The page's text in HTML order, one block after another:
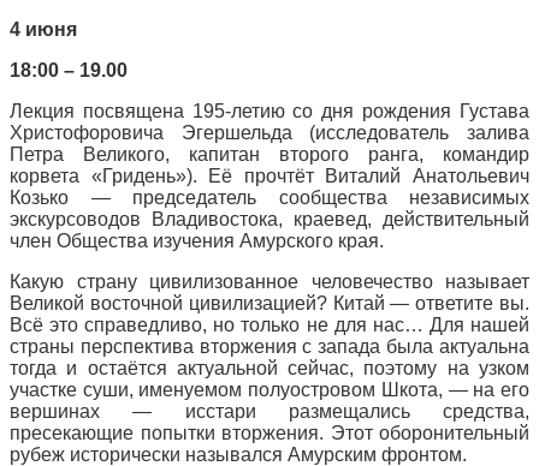
4 июня
18:00 – 19.00
Лекция посвящена 195-летию со дня рождения Густава
Христофоровича Эгершельда (исследователь залива
Петра Великого, капитан второго ранга, командир
корвета «Гридень»). Её прочтёт Виталий Анатольевич
Козько — председатель сообщества независимых
экскурсоводов Владивостока, краевед, действительный
член Общества изучения Амурского края.
Какую страну цивилизованное человечество называет
Великой восточной цивилизацией? Китай — ответите вы.
Всё это справедливо, но только не для нас… Для нашей
страны перспектива вторжения с запада была актуальна
тогда и остаётся актуальной сейчас, поэтому на узком
участке суши, именуемом полуостровом Шкота, — на его
вершинах — исстари размещались средства,
пресекающие попытки вторжения. Этот оборонительный
рубеж исторически назывался Амурским фронтом.